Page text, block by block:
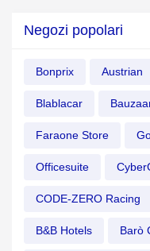
Negozi popolari
Bonprix Austrian
Blablacar
Faraone Store
Officesuite
CODE-ZERO Racing
B&B Hotels Barò